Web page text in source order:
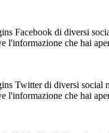
Facebook di diversi
l'informazione che hai
Twitter di diversi social
l'informazione che hai